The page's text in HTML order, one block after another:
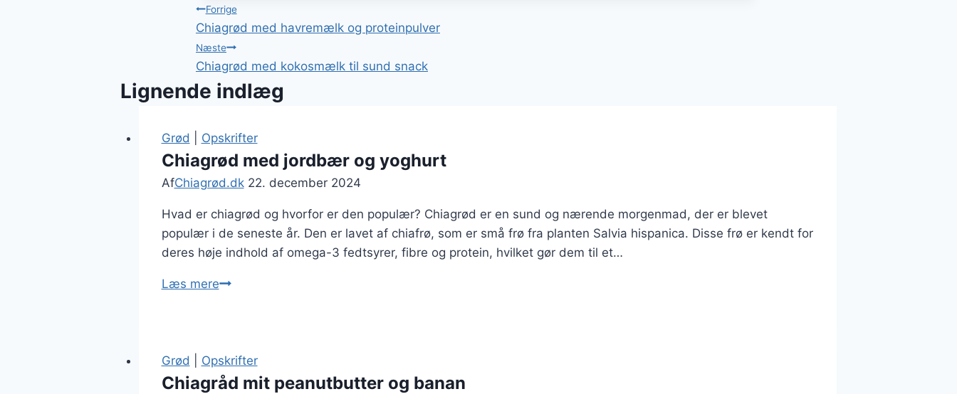
Indlægsnavigation
Forrige
Chiagrød med havremælk og proteinpulver
Næste
Chiagrød med kokosmælk til sund snack
Lignende indlæg
Grød Opskrifter
Chiagrød med jordbær og yoghurt
AfChiagrød.dk 22. december 2024
Hvad er chiagrød og hvorfor er den populær? Chiagrød er en sund og nærende morgenmad, der er blevet
populær i de seneste år. Den er lavet af chiafrø, som er små frø fra planten Salvia hispanica. Disse frø er kendt for
deres høje indhold af omega-3 fedtsyrer, fibre og protein, hvilket gør dem til et…
Læs mereChiagrød
yoghurt
Grød Opskrifter
Chiagråd mit peanutbutter og banan